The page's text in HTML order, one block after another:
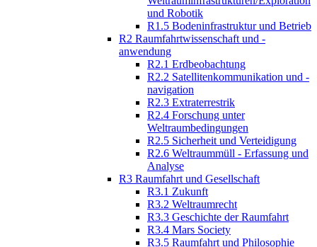
und Robotik
R1.5 Bodeninfrastruktur und Betrieb
R2 Raumfahrtwissenschaft und -
anwendung
R2.1 Erdbeobachtung
R2.2 Satellitenkommunikation und -
navigation
R2.3 Extraterrestrik
R2.4 Forschung unter
Weltraumbedingungen
R2.5 Sicherheit und Verteidigung
R2.6 Weltraummüll - Erfassung und
Analyse
R3 Raumfahrt und Gesellschaft
R3.1 Zukunft
R3.2 Weltraumrecht
R3.3 Geschichte der Raumfahrt
R3.4 Mars Society
R3.5 Raumfahrt und Philosophie